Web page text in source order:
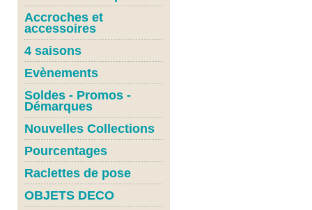
Accroches et
accessoires
4 saisons
Evènements
Soldes - Promos -
Démarques
Nouvelles Collections
Pourcentages
Raclettes de pose
OBJETS DECO